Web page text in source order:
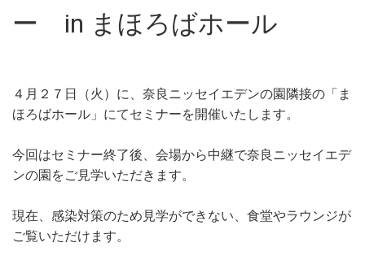
ー in まほろばホール
４月２７日（火）に、奈良ニッセイエデンの園隣接の「ま
ほろばホール」にてセミナーを開催いたします。
今回はセミナー終了後、会場から中継で奈良ニッセイエデ
ンの園をご見学いただきます。
現在、感染対策のため見学ができない、食堂やラウンジが
ご覧いただけます。